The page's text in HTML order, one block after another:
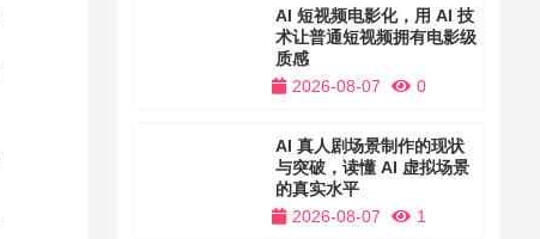
AI 短视频电影化，用 AI 技
术让普通短视频拥有电影级
质感
2026-08-07
0
AI 真人剧场景制作的现状
与突破，读懂 AI 虚拟场景
的真实水平
2026-08-07
1